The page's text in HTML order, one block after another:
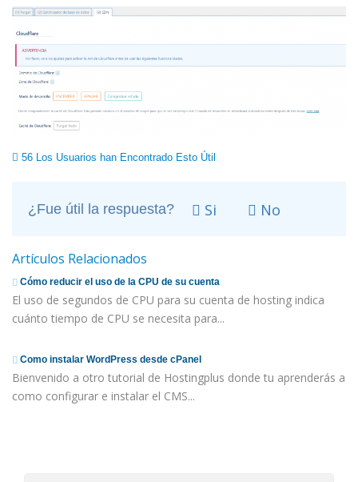
56 Los Usuarios han Encontrado Esto Útil
¿Fue útil la respuesta? Si No
Artículos Relacionados
Cómo reducir el uso de la CPU de su cuenta
El uso de segundos de CPU para su cuenta de hosting indica
cuánto tiempo de CPU se necesita para...
Como instalar WordPress desde cPanel
Bienvenido a otro tutorial de Hostingplus donde tu aprenderás a
como configurar e instalar el CMS...